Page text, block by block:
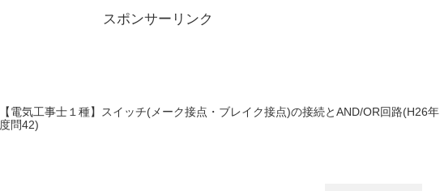
スポンサーリンク
【電気工事士１種】スイッチ(メーク接点・ブレイク接点)の接続とAND/OR回路(H26年
度問42)